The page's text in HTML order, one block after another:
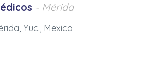
- Mérida
Yuc., Mexico